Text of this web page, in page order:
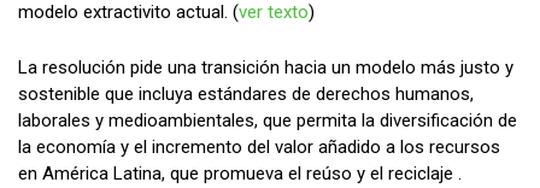
modelo extractivito actual. (ver texto)
La resolución pide una transición hacia un modelo más justo y
sostenible que incluya estándares de derechos humanos,
laborales y medioambientales, que permita la diversificación de
la economía y el incremento del valor añadido a los recursos
en América Latina, que promueva el reúso y el reciclaje .